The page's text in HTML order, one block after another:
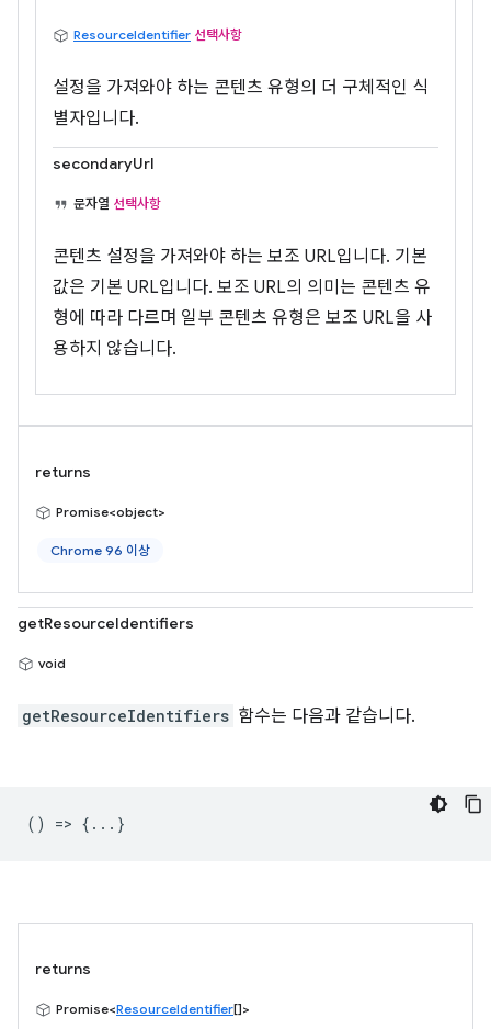
ResourceIdentifier 선택사항
설정을 가져와야 하는 콘텐츠 유형의 더 구체적인 식
별자입니다.
secondaryUrl
문자열 선택사항
콘텐츠 설정을 가져와야 하는 보조 URL입니다. 기본
값은 기본 URL입니다. 보조 URL의 의미는 콘텐츠 유
형에 따라 다르며 일부 콘텐츠 유형은 보조 URL을 사
용하지 않습니다.
returns
Promise<object>
Chrome 96 이상
getResourceIdentifiers
void
getResourceIdentifiers 함수는 다음과 같습니다.
() => {...}
returns
Promise<ResourceIdentifier[]>